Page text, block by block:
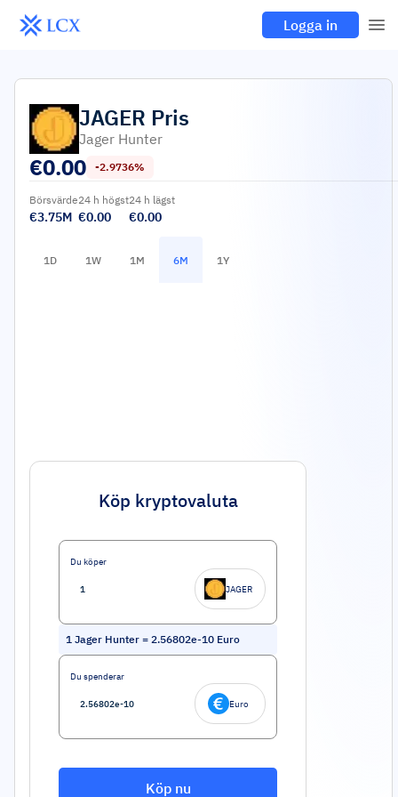
Logga in
JAGER Pris
Jager Hunter
€0.00 -2.9736%
Börsvärde
€3.75M
24 h högst
€0.00
24 h lägst
€0.00
1D 1W 1M 6M 1Y
Köp kryptovaluta
Du köper
JAGER
1 Jager Hunter = 2.56802e-10 Euro
Du spenderar
Euro
Köp nu